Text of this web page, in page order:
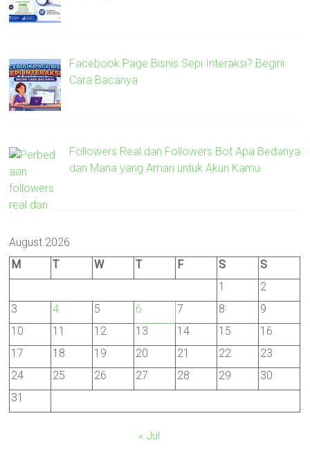
Facebook Page Bisnis Sepi Interaksi? Begini
Cara Bacanya
Followers Real dan Followers Bot Apa Bedanya
dan Mana yang Aman untuk Akun Kamu
August 2026
M
T W T F S
S
1
2
3
4 5 6 7 8
9
10
11 12 13 14 15
16
17
18 19 20 21 22
23
24
25 26 27 28 29
30
31
« Jul